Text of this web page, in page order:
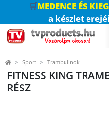
🛒MEDENCE ÉS
a készlet
Sport Trambulinok
FITNESS KING
RÉSZ